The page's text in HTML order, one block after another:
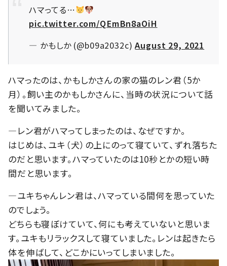
ハマってる…
pic.twitter.com/QEmBn8aOiH
— かもしか (@b09a2032c)August 29, 2021
ハマったのは、かもしかさんの家の猫のレン君（5か
月）。飼い主のかもしかさんに、当時の状況について話
を聞いてみました。
―レン君がハマってしまったのは、なぜですか。
はじめは、ユキ（犬）の上にのって寝ていて、ずれ落ちた
のだと思います。ハマっていたのは10秒とかの短い時
間だと思います。
―ユキちゃんレン君は、ハマっている間何を思っていた
のでしょう。
どちらも寝ぼけていて、何にも考えていないと思いま
す。ユキもリラックスして寝ていました。レンは起きたら
体を伸ばして、どこかにいってしまいました。